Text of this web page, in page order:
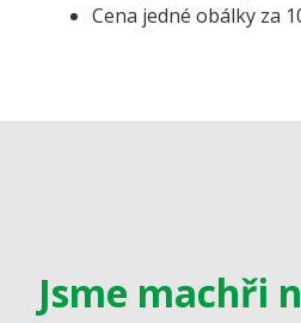
Cena jedné obálky za
Jsme machři